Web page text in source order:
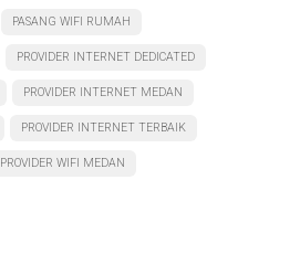
PASANG WIFI RUMAH
PROVIDER INTERNET DEDICATED
PROVIDER INTERNET MEDAN
PROVIDER INTERNET TERBAIK
PROVIDER WIFI MEDAN